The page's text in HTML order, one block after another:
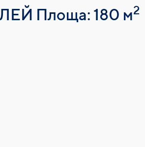
Площа: 180 м2